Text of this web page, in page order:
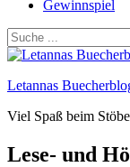
Gewinnspiel
Letannas
Viel Spaß beim
Lese- und